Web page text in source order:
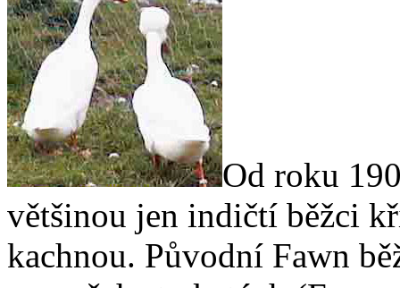
Od roku
většinou jen indičtí běžci
kachnou. Původní Fawn